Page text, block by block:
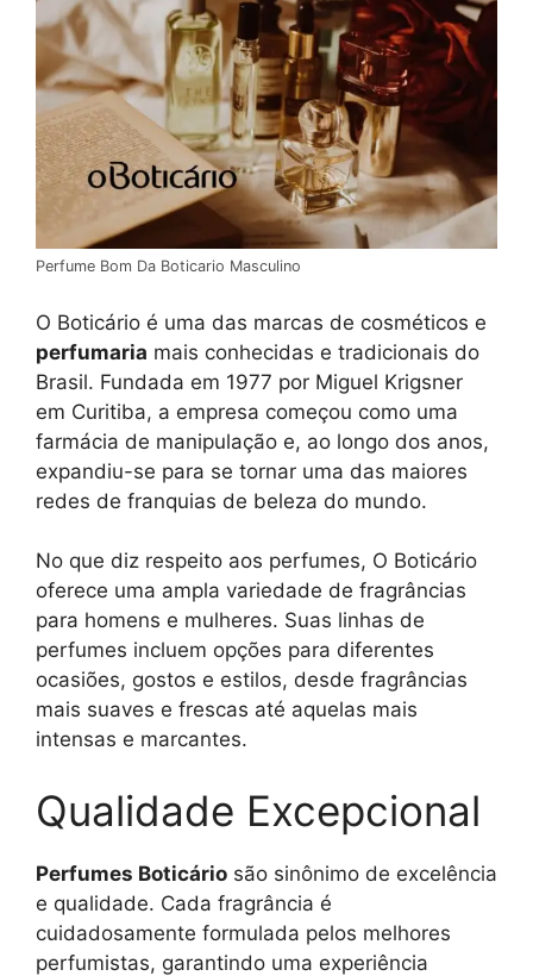
Perfume Bom Da Boticario Masculino
O Boticário é uma das marcas de cosméticos e
perfumaria mais conhecidas e tradicionais do
Brasil. Fundada em 1977 por Miguel Krigsner
em Curitiba, a empresa começou como uma
farmácia de manipulação e, ao longo dos anos,
expandiu-se para se tornar uma das maiores
redes de franquias de beleza do mundo.
No que diz respeito aos perfumes, O Boticário
oferece uma ampla variedade de fragrâncias
para homens e mulheres. Suas linhas de
perfumes incluem opções para diferentes
ocasiões, gostos e estilos, desde fragrâncias
mais suaves e frescas até aquelas mais
intensas e marcantes.
Qualidade Excepcional
Perfumes Boticário são sinônimo de excelência
e qualidade. Cada fragrância é
cuidadosamente formulada pelos melhores
perfumistas, garantindo uma experiência